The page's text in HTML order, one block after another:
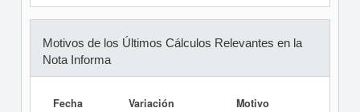
Motivos de los Últimos Cálculos Relevantes en la
Nota Informa
Fecha Variación Motivo